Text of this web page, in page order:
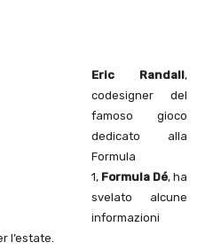
Eric Randall,
codesigner del
famoso gioco
dedicato alla
Formula
1, Formula Dé, ha
svelato alcune
informazioni
l’estate.